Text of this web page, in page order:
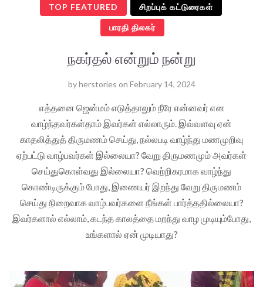
TOP FEATURED சிறப்புக் கட்டுரைகள்
பாரதி திலகர்
நகர்தல் என்றும் நன்று
byherstories on February 14, 2024
எத்தனை ஜென்மம் எடுத்தாலும் நீரே என்னவர் என
வாழ்ந்தவர்கள்தாம் இவர்கள் எல்லாரும். இவ்வளவு ஏன்
காதலித்துத் திருமணம் செய்து, நல்லபடி வாழ்ந்து மணமுறிவு
ஏற்பட்டு வாழ்பவர்கள் இல்லையா? வேறு திருமணமும் அவர்கள்
செய்துகொள்வது இல்லையா? வெற்றிகரமாக வாழ்ந்து
கொண்டிருக்கும் போது, இணையர் இறந்து வேறு திருமணம்
செய்து நிறைவாக வாழ்பவர்களை நீங்கள் பார்த்ததில்லையா?
இவர்களால் எல்லாம், கடந்த காலத்தை மறந்து வாழ முடியும்போது,
உங்களால் ஏன் முடியாது?